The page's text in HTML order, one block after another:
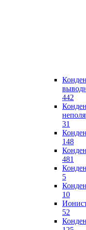
442
31
148
481
5
10
52